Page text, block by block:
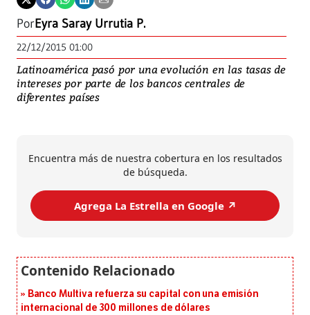
PorEyra Saray Urrutia P.
22/12/2015 01:00
Latinoamérica pasó por una evolución en las tasas de
intereses por parte de los bancos centrales de
diferentes países
Encuentra más de nuestra cobertura en los resultados
de búsqueda.
Agrega La Estrella en Google ↗️
Banco Multiva refuerza su capital con una emisión
internacional de 300 millones de dólares